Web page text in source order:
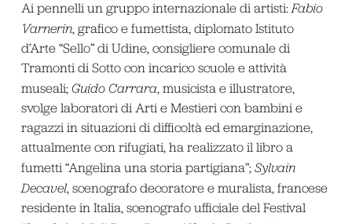
Ai pennelli un gruppo internazionale di artisti:Fabio
Varnerin, grafico e fumettista, diplomato Istituto
d’Arte “Sello” di Udine, consigliere comunale di
Tramonti di Sotto con incarico scuole e attività
museali; Guido Carrara, musicista e illustratore,
svolge laboratori di Arti e Mestieri con bambini e
ragazzi in situazioni di difficoltà ed emarginazione,
attualmente con rifugiati, ha realizzato il libro a
fumetti “Angelina una storia partigiana”; Sylvain
Decavel, scenografo decoratore e muralista, francese
residente in Italia, scenografo ufficiale del Festival